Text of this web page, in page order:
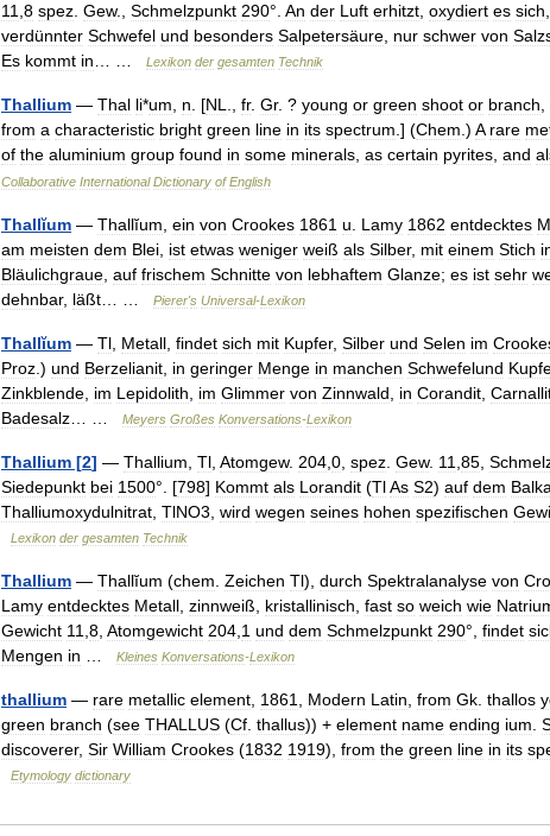
11 8 spez Gew., Schmelzpunkt 290°. An der Luft erhitzt oxydiert es sich
verdünnter Schwefel und besonders Salpetersäure nur schwer von
Es kommt in Lexikon der gesamten Technik
Thallium — Thal li*um n . [NL fr. Gr. ? young or green shoot or branch
from a characteristic bright green line in its spectrum .] (Chem .) A rare
of the aluminium group found in some minerals as certain pyrites and
Collaborative International Dictionary of English
Thallĭum — Thallĭum ein von Crookes 1861 u Lamy 1862 entdecktes
am meisten dem Blei ist etwas weniger weiß als Silber, mit einem Stich
Bläulichgraue auf frischem Schnitte von lebhaftem Glanze; es ist sehr
dehnbar, läßt Pierer's Universal-Lexikon
Thallĭum — Tl Metall findet sich mit Kupfer, Silber und Selen im
Proz .) und Berzelianit in geringer Menge in manchen Schwefelund
Zinkblende im Lepidolith im Glimmer von Zinnwald in Corandit
Badesalz
Meyers Großes Konversations-Lexikon
Thallium [2] — Thallium Tl Atomgew. 204 0 spez Gew. 11 85
Siedepunkt bei 1500°. [798] Kommt als Lorandit (TlAs S2) auf dem
Thalliumoxydulnitrat TlNO3 wird wegen seines hohen spezifischen
Lexikon der gesamten Technik
Thallium — Thallĭum (chem Zeichen Tl), durch Spektralanalyse von
Lamy entdecktes Metall zinnweiß kristallinisch fast so weich wie
Gewicht 11 8 Atomgewicht 204 1 und dem Schmelzpunkt 290°, findet
Mengen in Kleines Konversations-Lexikon
thallium — rare metallic element 1861 Modern Latin from Gk thallos
green branch (see THALLUS (Cf thallus)) + element name ending ium
discoverer, Sir William Crookes (1832 1919), from the green line in its
Etymology dictionary